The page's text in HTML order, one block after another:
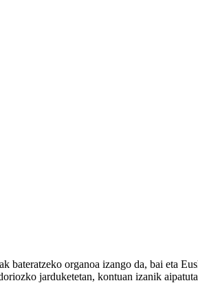
organoa izango da, bai eta
jarduketetan, kontuan izanik